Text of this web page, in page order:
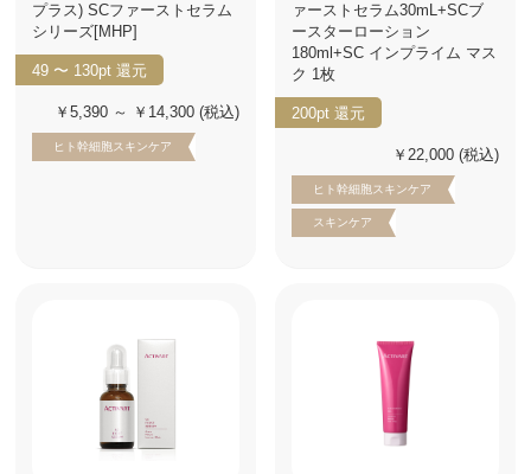
プラス) SCファーストセラム
シリーズ[MHP]
49 〜 130pt 還元
￥5,390 ～ ￥14,300 (税込)
ヒト幹細胞スキンケア
ァーストセラム30mL+SCブ
ースターローション
180ml+SC インプライム マス
ク 1枚
200pt 還元
￥22,000 (税込)
ヒト幹細胞スキンケア
スキンケア